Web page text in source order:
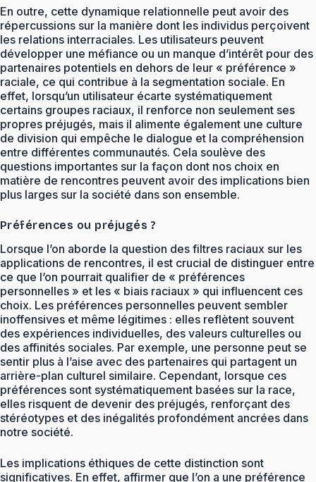
En outre, cette dynamique relationnelle peut avoir des
répercussions sur la manière dont les individus perçoivent
les relations interraciales. Les utilisateurs peuvent
développer une méfiance ou un manque d’intérêt pour des
partenaires potentiels en dehors de leur « préférence »
raciale, ce qui contribue à la segmentation sociale. En
effet, lorsqu’un utilisateur écarte systématiquement
certains groupes raciaux, il renforce non seulement ses
propres préjugés, mais il alimente également une culture
de division qui empêche le dialogue et la compréhension
entre différentes communautés. Cela soulève des
questions importantes sur la façon dont nos choix en
matière de rencontres peuvent avoir des implications bien
plus larges sur la société dans son ensemble.
Préférences ou préjugés ?
Lorsque l’on aborde la question des filtres raciaux sur les
applications de rencontres, il est crucial de distinguer entre
ce que l’on pourrait qualifier de « préférences
personnelles » et les « biais raciaux » qui influencent ces
choix. Les préférences personnelles peuvent sembler
inoffensives et même légitimes : elles reflètent souvent
des expériences individuelles, des valeurs culturelles ou
des affinités sociales. Par exemple, une personne peut se
sentir plus à l’aise avec des partenaires qui partagent un
arrière-plan culturel similaire. Cependant, lorsque ces
préférences sont systématiquement basées sur la race,
elles risquent de devenir des préjugés, renforçant des
stéréotypes et des inégalités profondément ancrées dans
notre société.
Les implications éthiques de cette distinction sont
significatives. En effet, affirmer que l’on a une préférence